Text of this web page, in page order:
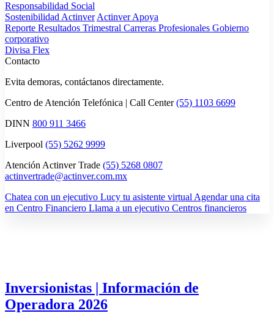
Responsabilidad Social
Sostenibilidad Actinver Actinver Apoya
Reporte Resultados Trimestral Carreras Profesionales Gobierno
corporativo
Divisa Flex
Contacto
Evita demoras, contáctanos directamente.
Centro de Atención Telefónica | Call Center(55) 1103 6699
DINN 800 911 3466
Liverpool (55) 5262 9999
Atención Actinver Trade (55) 5268 0807
actinvertrade@actinver.com.mx
Chatea con un ejecutivo Lucy tu asistente virtual Agendar una cita
en Centro Financiero Llama a un ejecutivo Centros financieros
Inversionistas | Información de
Operadora 2026